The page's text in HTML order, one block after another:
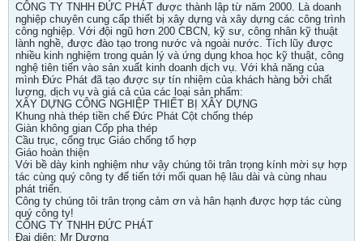
CÔNG TY TNHH ĐỨC PHÁT được thành lập từ năm 2000. Là doanh
nghiệp chuyên cung cấp thiết bị xây dựng và xây dựng các công trình
công nghiệp. Với đội ngũ hơn 200 CBCN, kỹ sư, công nhân kỹ thuật
lành nghề, được đào tạo trong nước và ngoài nước. Tích lũy được
nhiều kinh nghiệm trong quản lý và ứng dụng khoa học kỹ thuật, công
nghệ tiên tiến vào sản xuất kinh doanh dịch vụ. Với khả năng của
mình Đức Phát đã tạo được sự tín nhiệm của khách hàng bởi chất
lượng, dịch vụ và giá cả của các loại sản phẩm:
XÂY DỰNG CÔNG NGHIỆP THIẾT BỊ XÂY DỰNG
Khung nhà thép tiền chế Đức Phát Cột chống thép
Giàn không gian Cốp pha thép
Cầu trục, cổng trục Giáo chống tổ hợp
Giáo hoàn thiện
Với bề dày kinh nghiệm như vậy chúng tôi trân trọng kính mời sự hợp
tác cùng quý công ty để tiến tới mối quan hệ lâu dài và cùng nhau
phát triển.
Công ty chúng tôi trân trọng cảm ơn và hân hạnh được hợp tác cùng
quý công ty!
CÔNG TY TNHH ĐỨC PHÁT
Đại diện: Mr Dương